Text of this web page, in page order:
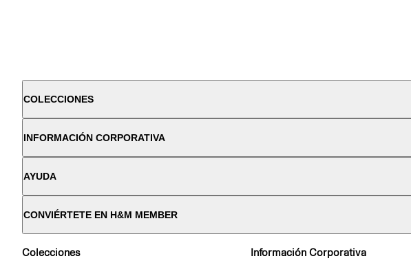
COLECCIONES
INFORMACIÓN CORPORATIVA
AYUDA
CONVIÉRTETE EN H&M MEMBER
Colecciones Información Corporativa